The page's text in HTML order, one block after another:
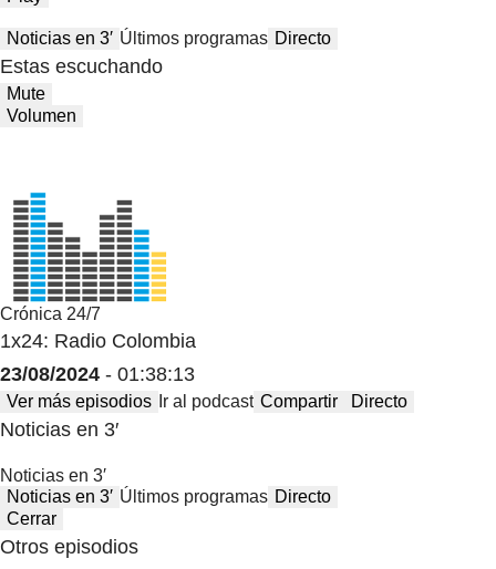
Noticias en 3′ Últimos programas Directo
Estas escuchando
Mute
Volumen
Crónica 24/7
1x24: Radio Colombia
23/08/2024 - 01:38:13
Ver más episodios Ir al podcast Compartir Directo
Noticias en 3′
Noticias en 3′
Noticias en 3′ Últimos programas Directo
Cerrar
Otros episodios